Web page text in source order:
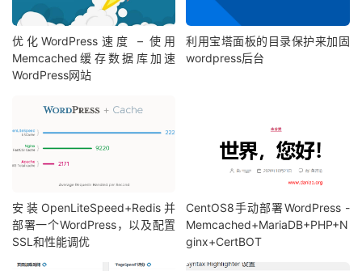
优化WordPress速度 – 使用
Memcached缓存数据库加速
WordPress网站
利用宝塔面板的目录保护来加固
wordpress后台
安装OpenLiteSpeed+Redis并
部署一个WordPress，以及配置
SSL和性能调优
CentOS8手动部署WordPress -
Memcached+MariaDB+PHP+N
ginx+CertBOT